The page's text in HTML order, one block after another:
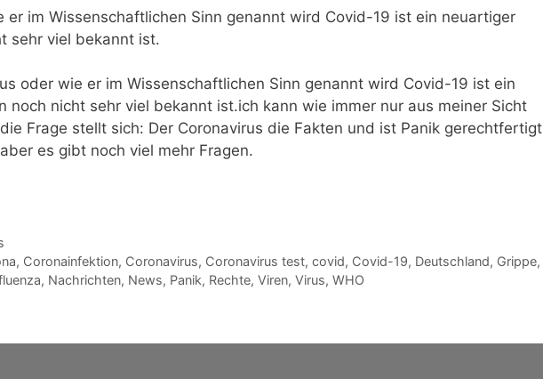
er im Wissenschaftlichen Sinn genannt wird Covid-19 ist ein neuartiger
sehr viel bekannt ist.
oder wie er im Wissenschaftlichen Sinn genannt wird Covid-19 ist ein
noch nicht sehr viel bekannt ist.ich kann wie immer nur aus meiner Sicht
Frage stellt sich: Der Coronavirus die Fakten und ist Panik gerechtfertigt
es gibt noch viel mehr Fragen.
, Coronainfektion, Coronavirus, Coronavirus test, covid, Covid-19, Deutschland, Grippe,
, Nachrichten, News, Panik, Rechte, Viren, Virus, WHO